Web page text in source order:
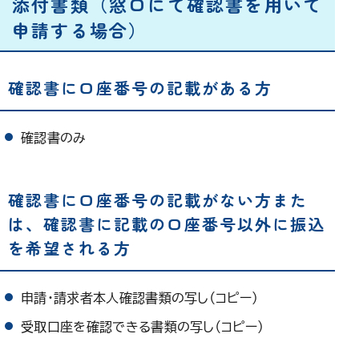
申請する場合）
確認書に口座番号の記載がある方
確認書のみ
確認書に口座番号の記載がない方また
は、確認書に記載の口座番号以外に振込
を希望される方
申請・請求者本人確認書類の写し（コピー）
受取口座を確認できる書類の写し（コピー）